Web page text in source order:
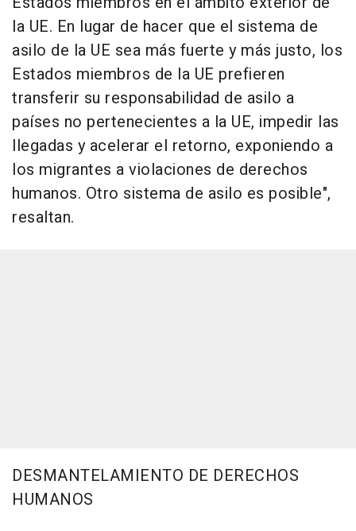
la UE. En lugar de hacer que el sistema de
asilo de la UE sea más fuerte y más justo, los
Estados miembros de la UE prefieren
transferir su responsabilidad de asilo a
países no pertenecientes a la UE, impedir las
llegadas y acelerar el retorno, exponiendo a
los migrantes a violaciones de derechos
humanos. Otro sistema de asilo es posible",
resaltan.
DESMANTELAMIENTO DE DERECHOS
HUMANOS